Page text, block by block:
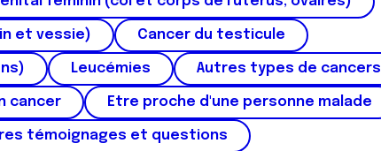
et vessie) Cancer du testicule
Leucémies Autres types de cancers
cancer Etre proche d'une personne malade
témoignages et questions